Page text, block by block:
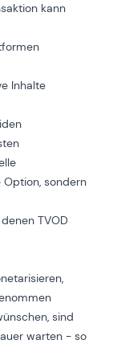
kann
Inhalte
Option, sondern
TVOD
sind
warten - so